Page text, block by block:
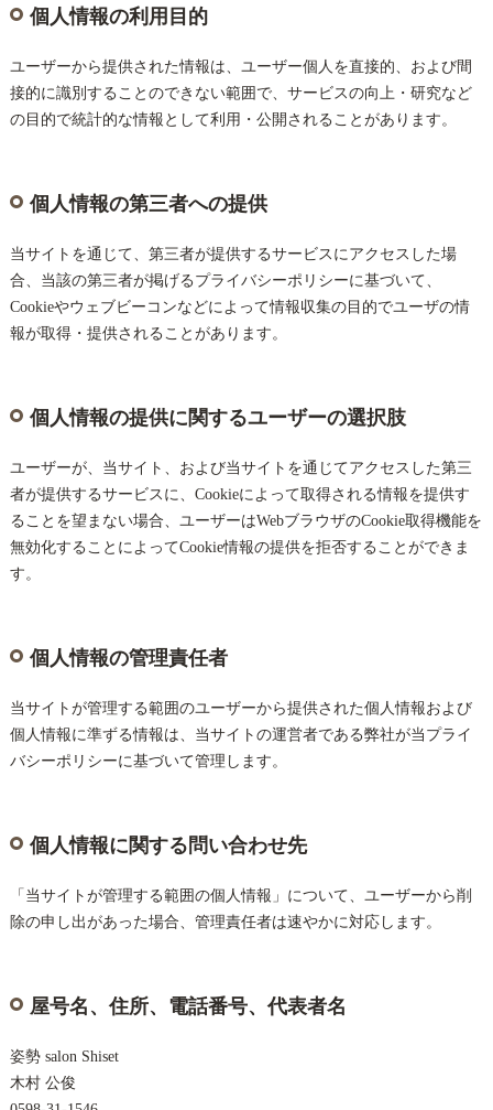
個人情報の利用目的
ユーザーから提供された情報は、ユーザー個人を直接的、および間
接的に識別することのできない範囲で、サービスの向上・研究など
の目的で統計的な情報として利用・公開されることがあります。
個人情報の第三者への提供
当サイトを通じて、第三者が提供するサービスにアクセスした場
合、当該の第三者が掲げるプライバシーポリシーに基づいて、
Cookieやウェブビーコンなどによって情報収集の目的でユーザの情
報が取得・提供されることがあります。
個人情報の提供に関するユーザーの選択肢
ユーザーが、当サイト、および当サイトを通じてアクセスした第三
者が提供するサービスに、Cookieによって取得される情報を提供す
ることを望まない場合、ユーザーはWebブラウザのCookie取得機能を
無効化することによってCookie情報の提供を拒否することができま
す。
個人情報の管理責任者
当サイトが管理する範囲のユーザーから提供された個人情報および
個人情報に準ずる情報は、当サイトの運営者である弊社が当プライ
バシーポリシーに基づいて管理します。
個人情報に関する問い合わせ先
「当サイトが管理する範囲の個人情報」について、ユーザーから削
除の申し出があった場合、管理責任者は速やかに対応します。
屋号名、住所、電話番号、代表者名
姿勢 salon Shiset
木村 公俊